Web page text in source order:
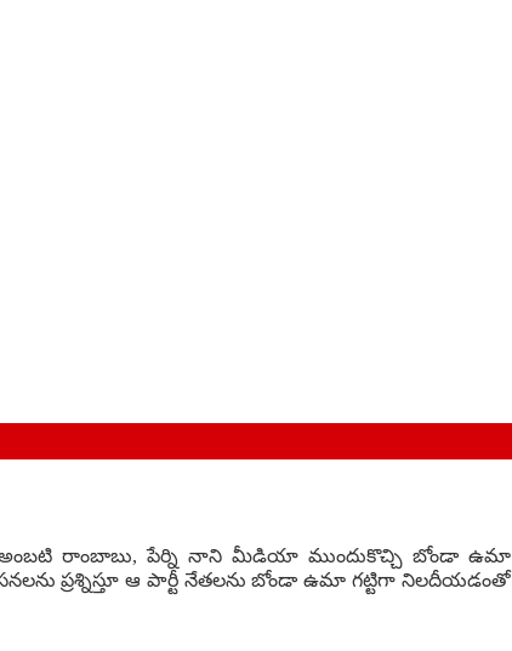
అంబటి రాంబాబు, పేర్ని నాని మీడియా ముందుకొచ్చి బోండా ఉమా
ప్రశ్నిస్తూ ఆ పార్టీ నేతలను బోండా ఉమా గట్టిగా నిలదీయడంతో